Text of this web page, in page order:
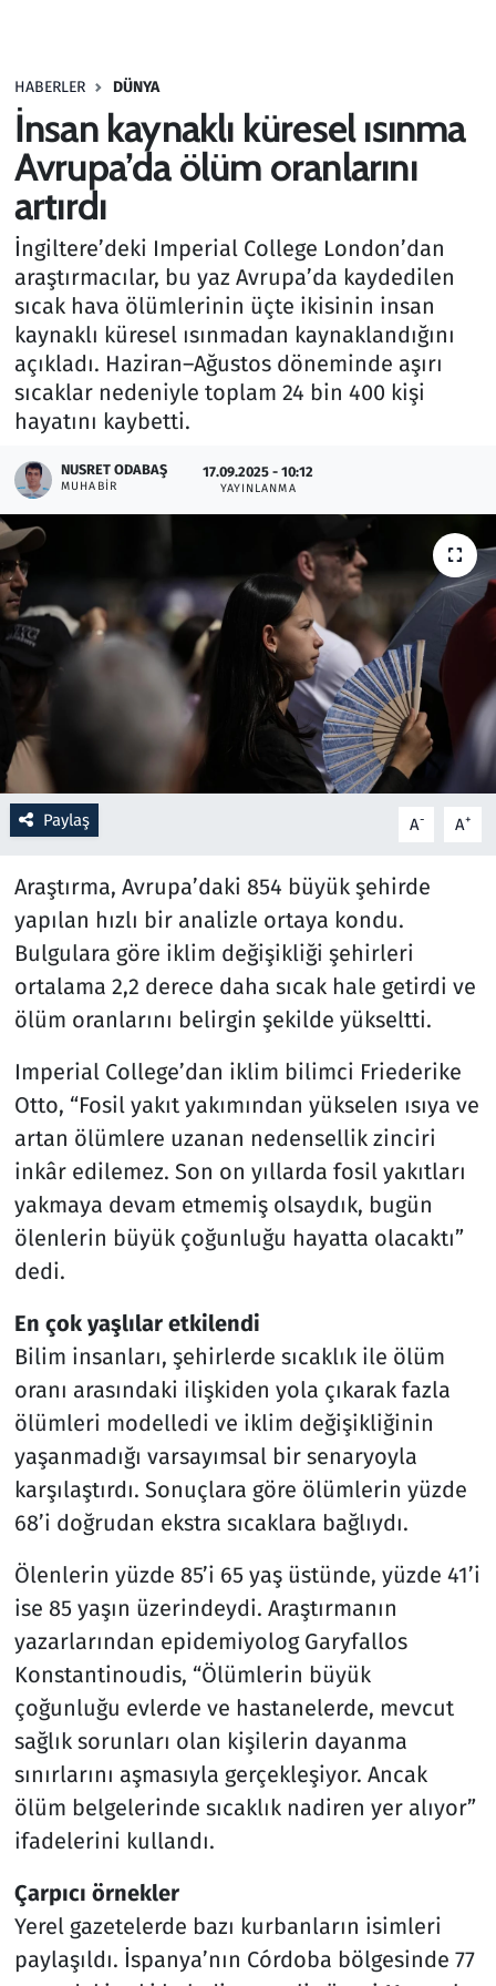
HABERLER DÜNYA
İnsan kaynaklı küresel ısınma
Avrupa’da ölüm oranlarını
artırdı
İngiltere’deki Imperial College London’dan
araştırmacılar, bu yaz Avrupa’da kaydedilen
sıcak hava ölümlerinin üçte ikisinin insan
kaynaklı küresel ısınmadan kaynaklandığını
açıkladı. Haziran–Ağustos döneminde aşırı
sıcaklar nedeniyle toplam 24 bin 400 kişi
hayatını kaybetti.
NUSRET ODABAŞ
MUHABIR
17.09.2025 - 10:12
YAYINLANMA
Paylaş A- A+
Araştırma, Avrupa’daki 854 büyük şehirde
yapılan hızlı bir analizle ortaya kondu.
Bulgulara göre iklim değişikliği şehirleri
ortalama 2,2 derece daha sıcak hale getirdi ve
ölüm oranlarını belirgin şekilde yükseltti.
Imperial College’dan iklim bilimci Friederike
Otto, “Fosil yakıt yakımından yükselen ısıya ve
artan ölümlere uzanan nedensellik zinciri
inkâr edilemez. Son on yıllarda fosil yakıtları
yakmaya devam etmemiş olsaydık, bugün
ölenlerin büyük çoğunluğu hayatta olacaktı”
dedi.
En çok yaşlılar etkilendi
Bilim insanları, şehirlerde sıcaklık ile ölüm
oranı arasındaki ilişkiden yola çıkarak fazla
ölümleri modelledi ve iklim değişikliğinin
yaşanmadığı varsayımsal bir senaryoyla
karşılaştırdı. Sonuçlara göre ölümlerin yüzde
68’i doğrudan ekstra sıcaklara bağlıydı.
Ölenlerin yüzde 85’i 65 yaş üstünde, yüzde 41’i
ise 85 yaşın üzerindeydi. Araştırmanın
yazarlarından epidemiyolog Garyfallos
Konstantinoudis, “Ölümlerin büyük
çoğunluğu evlerde ve hastanelerde, mevcut
sağlık sorunları olan kişilerin dayanma
sınırlarını aşmasıyla gerçekleşiyor. Ancak
ölüm belgelerinde sıcaklık nadiren yer alıyor”
ifadelerini kullandı.
Çarpıcı örnekler
Yerel gazetelerde bazı kurbanların isimleri
paylaşıldı. İspanya’nın Córdoba bölgesinde 77
Haber
Kültür Sanat
Kurumsal Haberler
Lezzet Durağı
Memur ve Kamu
Otomobil
Oyun
Ramazan
Rüya Tabirleri
Savunma Sanayi
Spor
Teknoloji ve Bilim
Televizyon